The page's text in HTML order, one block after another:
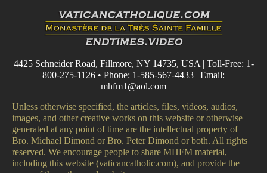
4425 Schneider Road, Fillmore, NY 14735, USA | Toll-Free: 1-
800-275-1126 • Phone: 1-585-567-4433 | Email:
mhfm1@aol.com
Unless otherwise specified, the articles, files, videos, audios,
images, and other creative works on this website or otherwise
generated at any point of time are the intellectual property of
Bro. Michael Dimond or Bro. Peter Dimond or both. All rights
reserved. We encourage people to share MHFM material,
including this website (vaticancatholic.com), and provide the